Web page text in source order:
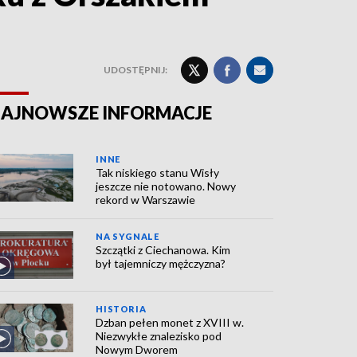
UDOSTĘPNIJ:
INFORMACJE
INNE
Tak niskiego stanu Wisły
jeszcze nie notowano. Nowy
rekord w Warszawie
NA SYGNALE
Szczątki z Ciechanowa. Kim
był tajemniczy mężczyzna?
HISTORIA
Dzban pełen monet z XVIII w.
Niezwykłe znalezisko pod
Nowym Dworem